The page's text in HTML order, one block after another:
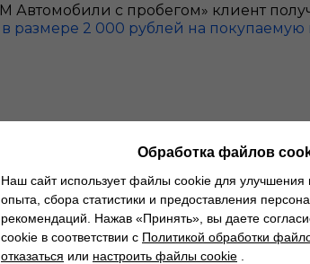
Автомобили с пробегом» клиент
размере 2 000 рублей на
выделиться на дороге, но при
Если Вы хотите сохранить
Обработка файлов
Наш сайт использует файлы cookie для улучшения
опыта, сбора статистики и предоставления
рекомендаций. Нажав «Принять», вы даете
cookie в соответствии с Политикой обработки
отказаться или настроить файлы cookie